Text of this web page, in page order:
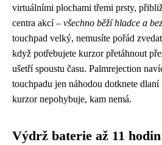
virtuálními plochami třemi prsty,
centra akcí – všechno běží hladce a
touchpad velký, nemusíte pořád
když potřebujete kurzor přetáhnout
ušetří spoustu času. Palmrejection
touchpadu jen náhodou dotknete dlaní
kurzor nepohybuje, kam nemá.
Výdrž baterie až 11 hodin